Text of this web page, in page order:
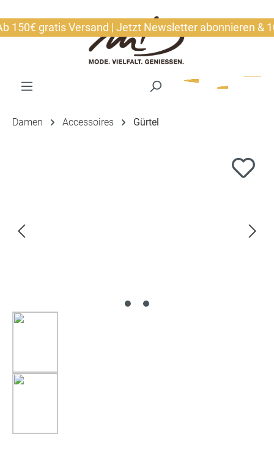
gratis Versand | Jetzt Newsletter abonnieren &
Damen Accessoires Gürtel